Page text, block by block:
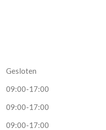
Gesloten
09:00-17:00
09:00-17:00
09:00-17:00